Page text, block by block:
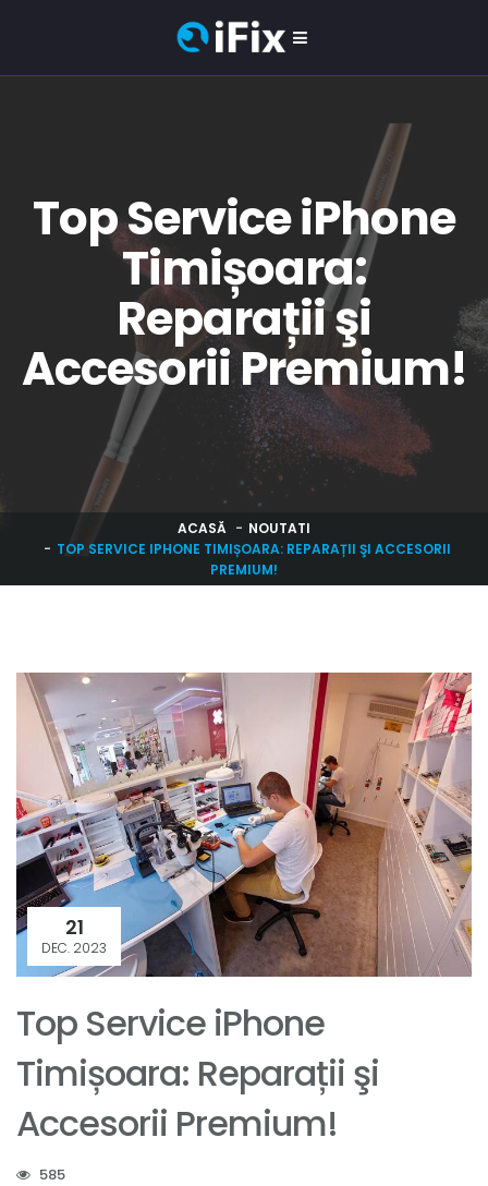
Top Service iPhone
Timișoara:
Reparații şi
Accesorii Premium!
ACASĂ
NOUTATI
TOP SERVICE IPHONE TIMIȘOARA: REPARAȚII ŞI ACCESORII
PREMIUM!
21
DEC. 2023
Top Service iPhone
Timișoara: Reparații şi
Accesorii Premium!
585